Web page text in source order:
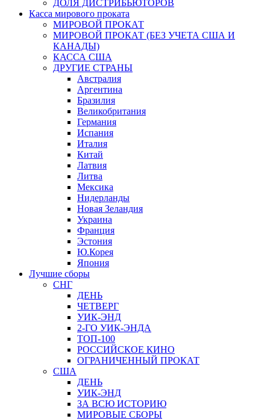
ДОЛЯ ДИСТРИБЬЮТОРОВ
Касса мирового проката
МИРОВОЙ ПРОКАТ
МИРОВОЙ ПРОКАТ (БЕЗ УЧЕТА США И
КАНАДЫ)
КАССА США
ДРУГИЕ СТРАНЫ
Австралия
Аргентина
Бразилия
Великобритания
Германия
Испания
Италия
Китай
Латвия
Литва
Мексика
Нидерланды
Новая Зеландия
Украина
Франция
Эстония
Ю.Корея
Япония
Лучшие сборы
СНГ
ДЕНЬ
ЧЕТВЕРГ
УИК-ЭНД
2-ГО УИК-ЭНДА
ТОП-100
РОССИЙСКОЕ КИНО
ОГРАНИЧЕННЫЙ ПРОКАТ
США
ДЕНЬ
УИК-ЭНД
ЗА ВСЮ ИСТОРИЮ
МИРОВЫЕ СБОРЫ